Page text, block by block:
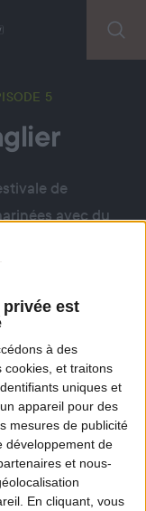
est
à des
cookies, et traitons
uniques et
appareil pour des
mesures de publicité
développement de
et nous-
En cliquant, vous
5
de
avec du
variétés de
repas
AUSSI